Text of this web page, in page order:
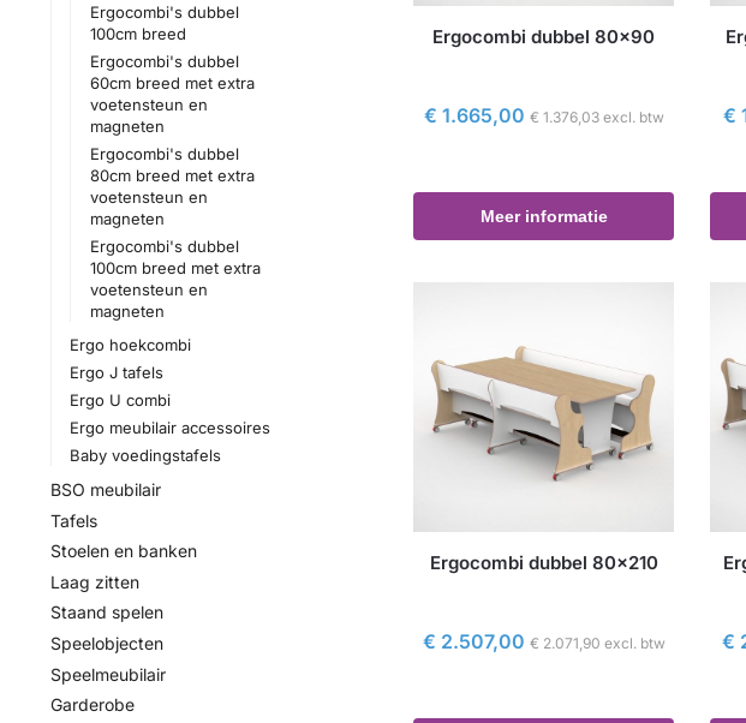
Ergocombi dubbel 80×90
€ 1.665,00 € 1.376,03excl. btw
Meer informatie
€
Ergocombi dubbel 80×210
€ 2.507,00 € 2.071,90 excl. btw €
Ergocombi's dubbel
100cm breed
Ergocombi's dubbel
60cm breed met extra
voetensteun en
magneten
Ergocombi's dubbel
80cm breed met extra
voetensteun en
magneten
Ergocombi's dubbel
100cm breed met extra
voetensteun en
magneten
Ergo hoekcombi
Ergo J tafels
Ergo U combi
Ergo meubilair accessoires
Baby voedingstafels
BSO meubilair
Tafels
Stoelen en banken
Laag zitten
Staand spelen
Speelobjecten
Speelmeubilair
Garderobe